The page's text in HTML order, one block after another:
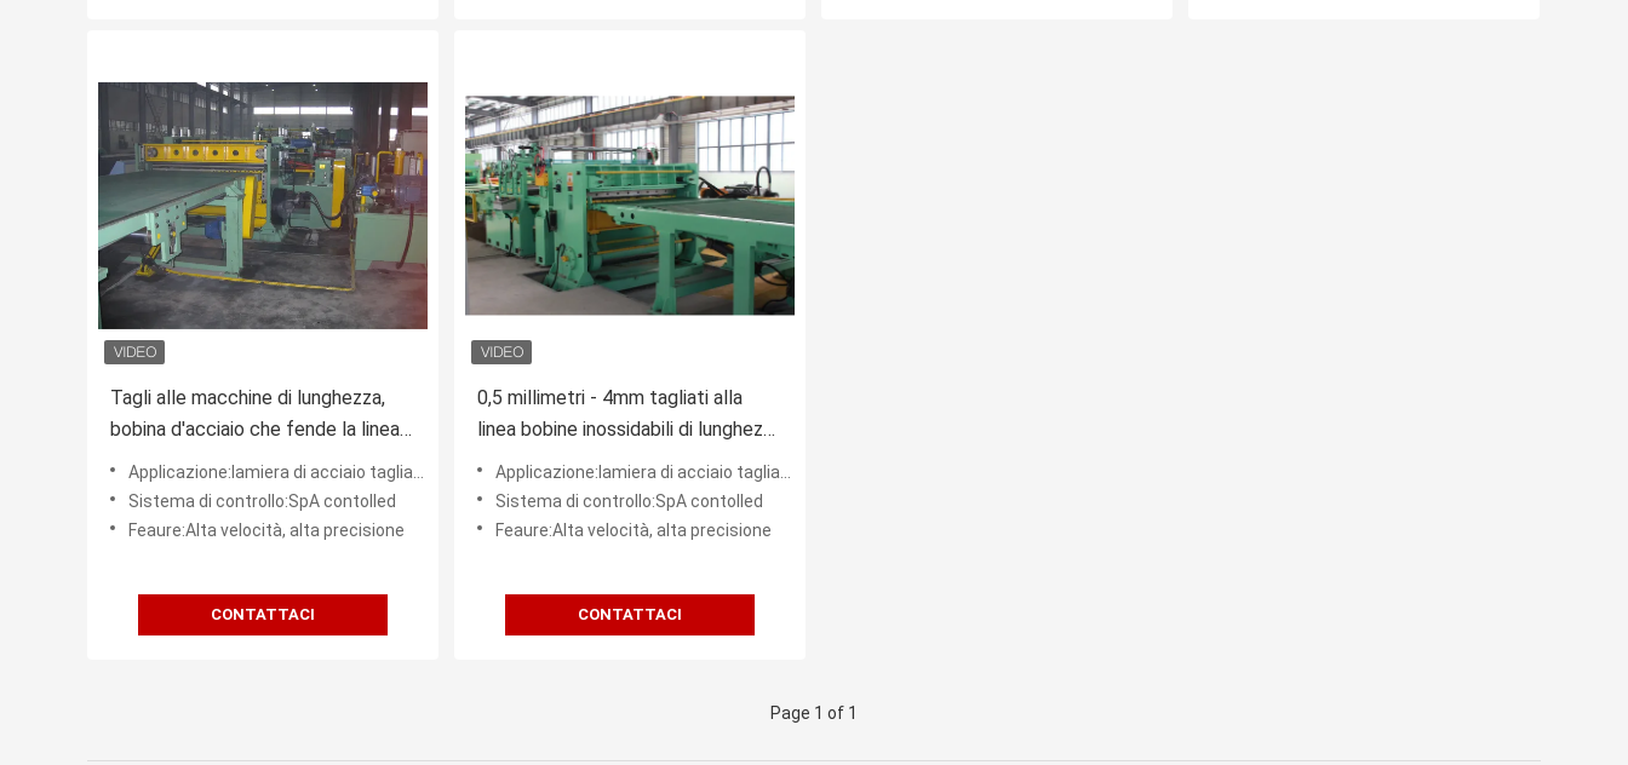
Tagli alle macchine di lunghezza,
bobina d'acciaio che fende la linea
per costruzione
Applicazione:lamiera di acciaio tagliata alla lunghezza
Sistema di controllo:SpA contolled
Feaure:Alta velocità, alta precisione
CONTATTACI
0,5 millimetri - 4mm tagliati alla
linea bobine inossidabili di lunghezza
di spessore pesante della macchina
Applicazione:lamiera di acciaio tagliata alla lunghezza
Sistema di controllo:SpA contolled
Feaure:Alta velocità, alta precisione
CONTATTACI
Page 1 of 1